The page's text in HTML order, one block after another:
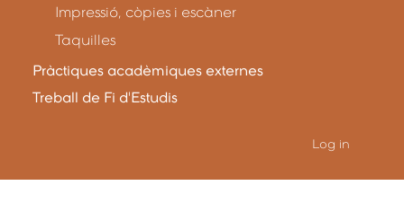
Impressió, còpies i escàner
Taquilles
Pràctiques acadèmiques externes
Treball de Fi d'Estudis
Log in